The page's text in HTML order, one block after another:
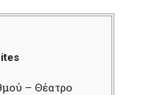
– Θέατρο